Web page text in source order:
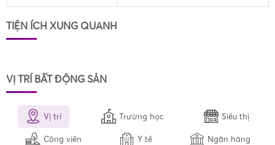
TIỆN ÍCH XUNG QUANH
VỊ TRÍ BẤT ĐỘNG SẢN
Vị trí Trường học Siêu thị
Công viên Y tế Ngân hàng